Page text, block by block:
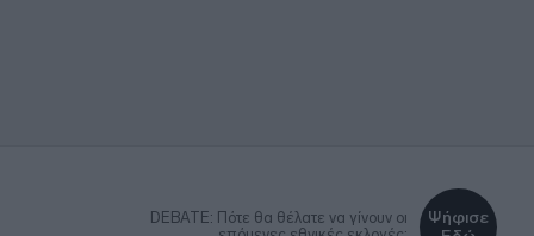
DEBATE: Πότε θα θέλατε να γίνουν οι
Ψήφισε